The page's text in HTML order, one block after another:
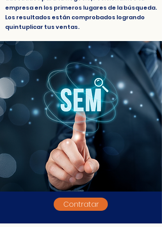
empresa en los primeros lugares de la búsqueda.
Los resultados están comprobados logrando
quintuplicar tus ventas.
Contratar